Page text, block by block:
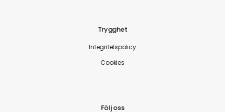
Trygghet
Integritetspolicy
Cookies
Följ oss